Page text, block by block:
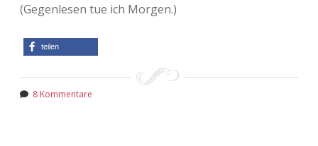
(Gegenlesen tue ich Morgen.)
teilen
8 Kommentare